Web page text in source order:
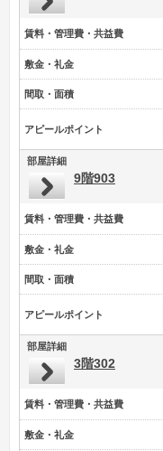
賃料・管理費・共益費
敷金・礼金
間取・面積
アピールポイント
部屋詳細
9階903
賃料・管理費・共益費
敷金・礼金
間取・面積
アピールポイント
部屋詳細
3階302
賃料・管理費・共益費
敷金・礼金